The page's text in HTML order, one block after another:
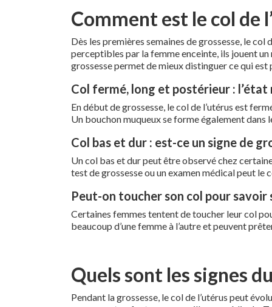
Comment est le col de
Dès les premières semaines de grossesse, le
perceptibles par la femme enceinte, ils jouent
grossesse permet de mieux distinguer ce qui
Col fermé, long et postérieur :
En début de grossesse, le col de l’utérus est
Un bouchon muqueux se forme également
Col bas et dur : est-ce un signe de
Un col bas et dur peut être observé chez
test de grossesse ou un examen médical peut le
Peut-on toucher son col pour savoir
Certaines femmes tentent de toucher leur col
beaucoup d’une femme à l’autre et peuvent
Quels sont les signes
Pendant la grossesse, le col de l’utérus peut